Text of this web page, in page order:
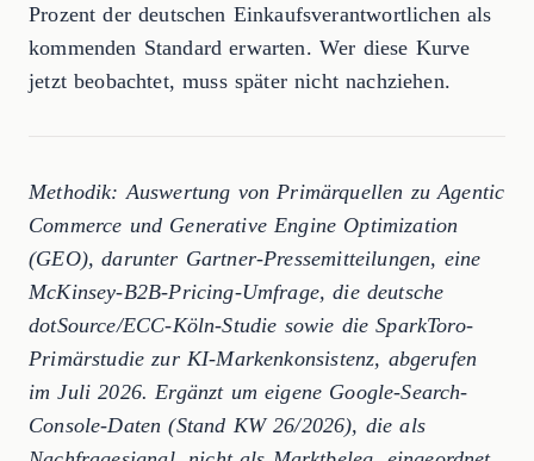
Prozent der deutschen Einkaufsverantwortlichen als
kommenden Standard erwarten. Wer diese Kurve
jetzt beobachtet, muss später nicht nachziehen.
Methodik: Auswertung von Primärquellen zu Agentic
Commerce und Generative Engine Optimization
(GEO), darunter Gartner-Pressemitteilungen, eine
McKinsey-B2B-Pricing-Umfrage, die deutsche
dotSource/ECC-Köln-Studie sowie die SparkToro-
Primärstudie zur KI-Markenkonsistenz, abgerufen
im Juli 2026. Ergänzt um eigene Google-Search-
Console-Daten (Stand KW 26/2026), die als